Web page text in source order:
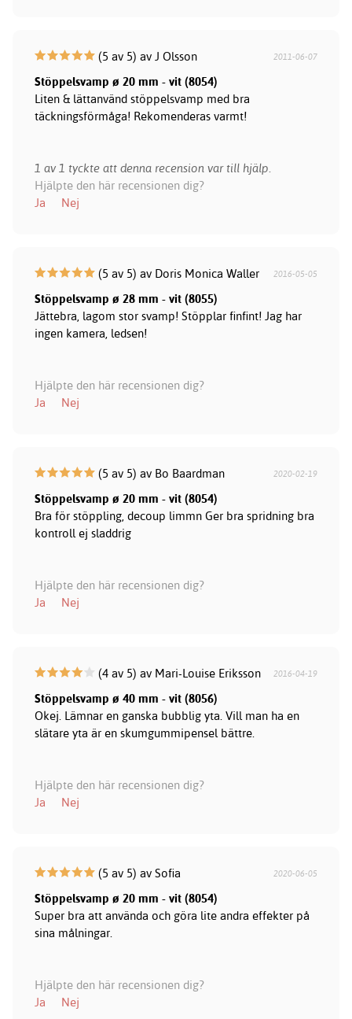
(5 av 5) av J Olsson 2011-06-07
Stöppelsvamp ø 20 mm - vit (8054)
Liten & lättanvänd stöppelsvamp med bra
täckningsförmåga! Rekomenderas varmt!
1 av 1 tyckte att denna recension var till hjälp.
Hjälpte den här recensionen dig?
Ja
Nej
(5 av 5) av Doris Monica Waller 2016-05-05
Stöppelsvamp ø 28 mm - vit (8055)
Jättebra, lagom stor svamp! Stöpplar finfint! Jag har
ingen kamera, ledsen!
Hjälpte den här recensionen dig?
Ja
Nej
(5 av 5) av Bo Baardman 2020-02-19
Stöppelsvamp ø 20 mm - vit (8054)
Bra för stöppling, decoup limmn Ger bra spridning bra
kontroll ej sladdrig
Hjälpte den här recensionen dig?
Ja
Nej
(4 av 5) av Mari-Louise Eriksson 2016-04-19
Stöppelsvamp ø 40 mm - vit (8056)
Okej. Lämnar en ganska bubblig yta. Vill man ha en
slätare yta är en skumgummipensel bättre.
Hjälpte den här recensionen dig?
Ja
Nej
(5 av 5) av Sofia 2020-06-05
Stöppelsvamp ø 20 mm - vit (8054)
Super bra att använda och göra lite andra effekter på
sina målningar.
Hjälpte den här recensionen dig?
Ja
Nej